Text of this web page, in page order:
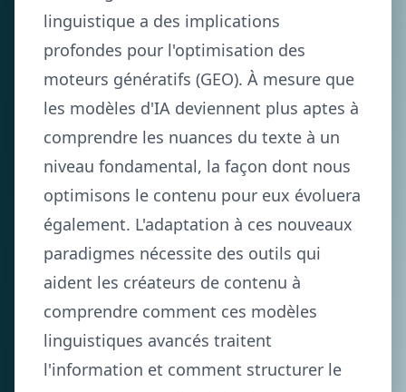
linguistique a des implications
profondes pour l'optimisation des
moteurs génératifs (GEO). À mesure que
les modèles d'IA deviennent plus aptes à
comprendre les nuances du texte à un
niveau fondamental, la façon dont nous
optimisons le contenu pour eux évoluera
également. L'adaptation à ces nouveaux
paradigmes nécessite des outils qui
aident les créateurs de contenu à
comprendre comment ces modèles
linguistiques avancés traitent
l'information et comment structurer le